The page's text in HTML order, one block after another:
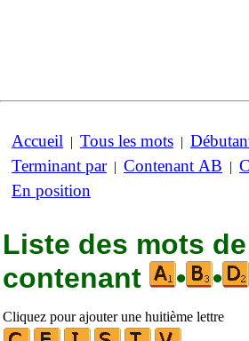
Accueil | Tous les mots |
Terminant par| Contenant AB |
En position
Liste des mots
contenant
• •
Cliquez pour ajouter une huitième lettre